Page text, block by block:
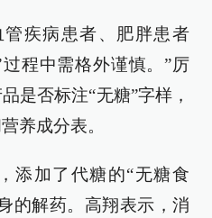
疾病患者、肥胖患者
程中需格外谨慎。”厉
是否标注“无糖”字样，
养成分表。
添加了代糖的“无糖食
的解药。高翔表示，消